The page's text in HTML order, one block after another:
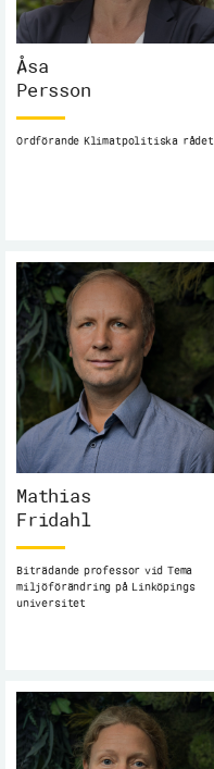
Åsa
Persson
Ordförande Klimatpolitiska rådet
Mathias
Fridahl
Biträdande professor vid Tema
miljöförändring på Linköpings
universitet